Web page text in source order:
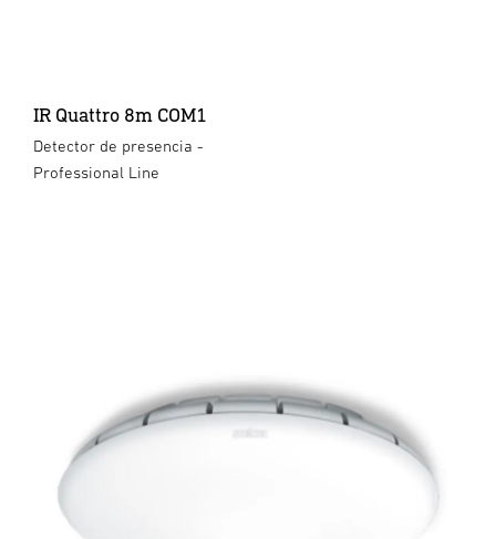
IR Quattro 8m COM1
Detector de presencia -
Professional Line